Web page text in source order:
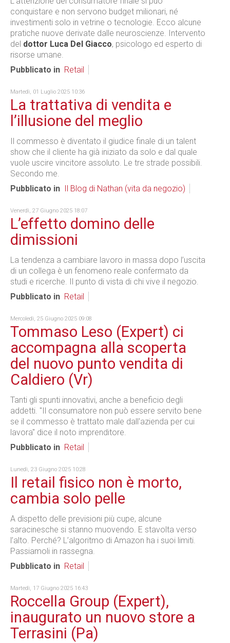
conquistare e non servono budget milionari, né
investimenti solo in vetrine o tecnologie. Ecco alcune
pratiche nuove derivate dalle neuroscienze. Intervento
del dottor Luca Del Giacco, psicologo ed esperto di
risorse umane.
Pubblicato in Retail
Martedì, 01 Luglio 2025 10:36
La trattativa di vendita e
l’illusione del meglio
Il commesso è diventato il giudice finale di un talent
show che il cliente ha già iniziato da solo e dal quale
vuole uscire vincitore assoluto. Le tre strade possibili.
Secondo me.
Pubblicato in
Il Blog di Nathan (vita da negozio)
Venerdì, 27 Giugno 2025 18:07
L’effetto domino delle
dimissioni
La tendenza a cambiare lavoro in massa dopo l’uscita
di un collega è un fenomeno reale confermato da
studi e ricerche. Il punto di vista di chi vive il negozio.
Pubblicato in Retail
Mercoledì, 25 Giugno 2025 09:08
Tommaso Leso (Expert) ci
accompagna alla scoperta
del nuovo punto vendita di
Caldiero (Vr)
Tanti gli spunti innovativi, anche a beneficio degli
addetti. "Il consumatore non può essere servito bene
se il commesso è trattato male dall'azienda per cui
lavora" dice il noto imprenditore.
Pubblicato in Retail
Lunedì, 23 Giugno 2025 10:28
Il retail fisico non è morto,
cambia solo pelle
A dispetto delle previsioni più cupe, alcune
saracinesche si stanno muovendo. E stavolta verso
l’alto. Perché? L’algoritmo di Amazon ha i suoi limiti.
Passiamoli in rassegna.
Pubblicato in Retail
Martedì, 17 Giugno 2025 16:43
Roccella Group (Expert),
inaugurato un nuovo store a
Terrasini (Pa)